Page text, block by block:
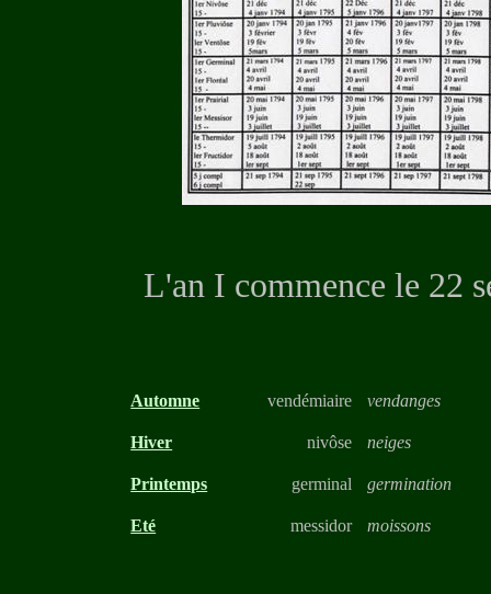
L'an I commence le 22
Automne vendémiaire vendanges
Hiver nivôse neiges
Printemps germinal germination
Eté messidor moissons